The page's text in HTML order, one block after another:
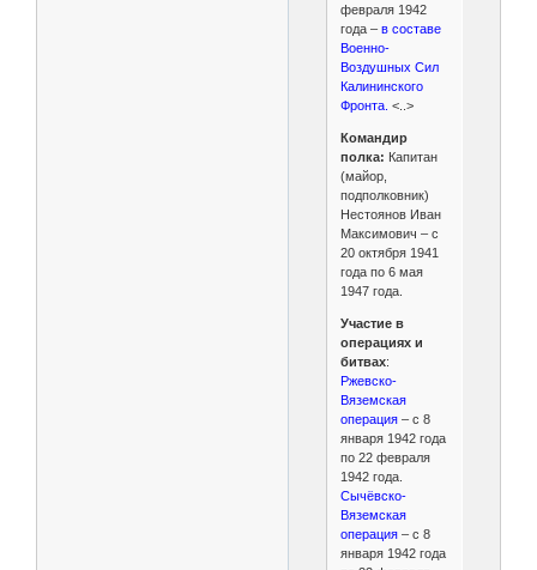
февраля 1942
года – в составе
Военно-
Воздушных Сил
Калининского
Фронта. <..>
Командир
полка: Капитан
(майор,
подполковник)
Нестоянов Иван
Максимович – с
20 октября 1941
года по 6 мая
1947 года.
Участие в
операциях и
битвах:
Ржевско-
Вяземская
операция– с 8
января 1942 года
по 22 февраля
1942 года.
Сычёвско-
Вяземская
операция – с 8
января 1942 года